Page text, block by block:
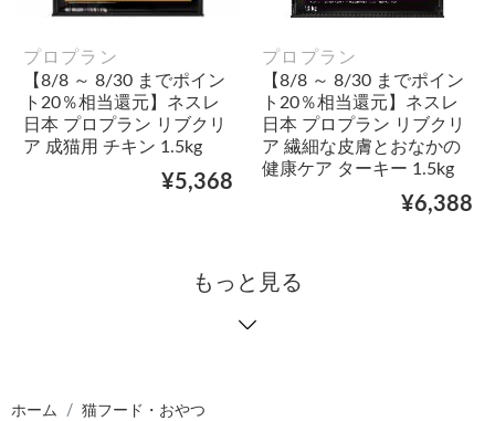
プロプラン
【8/8 ～ 8/30 までポイン
ト20％相当還元】ネスレ
日本 プロプラン リブクリ
ア 成猫用 チキン 1.5kg
¥5,368
プロプラン
【8/8 ～ 8/30 までポイン
ト20％相当還元】ネスレ
日本 プロプラン リブクリ
ア 繊細な皮膚とおなかの
健康ケア ターキー 1.5kg
¥6,388
もっと見る
ホーム
猫フード・おやつ